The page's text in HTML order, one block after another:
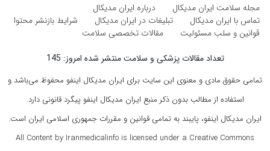
مجله سلامت ایران مدیکال
درباره ایران مدیکال
تماس با ایران مدیکال
تبلیغات در ایران مدیکال
شرایط بازنشر محتوا
قوانین و سلب مسئولیت
مقالات تخصصی سلامت
تعداد مقالات پزشکی و سلامت منتشر شده امروز: 145
تمامی حقوق مادی و معنوی این سایت برای ایران مدیکال اینفو محفوظ می‌باشد و
استفاده از مطالب بدون ذکر منبع ایران مدیکال اینفو پیگرد قانونی دارد.
ایران مدیکال اینفو، پایبند به تمامی قوانین و مقررات جمهوری اسلامی ایران است.
All Content by Iranmedicalinfo is licensed under a Creative Commons